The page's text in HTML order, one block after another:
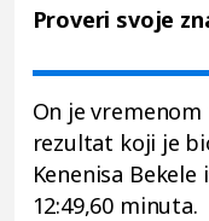
Proveri svoje
On je
rezultat koji je
Kenenisa
12:49,60 minuta.